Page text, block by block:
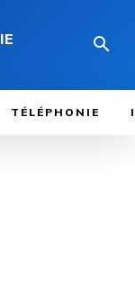
TÉLÉPHONIE